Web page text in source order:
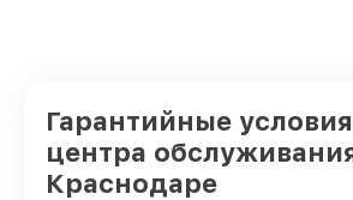
Гарантийные
центра
Краснодаре